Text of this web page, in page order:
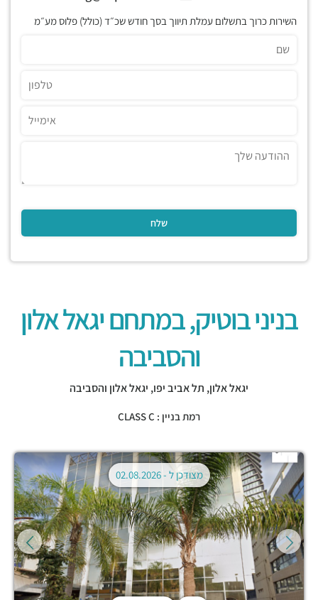
השירות כרוך בתשלום עמלת תיווך בסך חודש שכ״ד (כולל) פלוס מע״מ
בניני בוטיק, במתחם יגאל אלון
והסביבה
יגאל אלון, תל אביב יפו, יגאל אלון והסביבה
רמת בניין : CLASS C
מצודכן ל -02.08.2026